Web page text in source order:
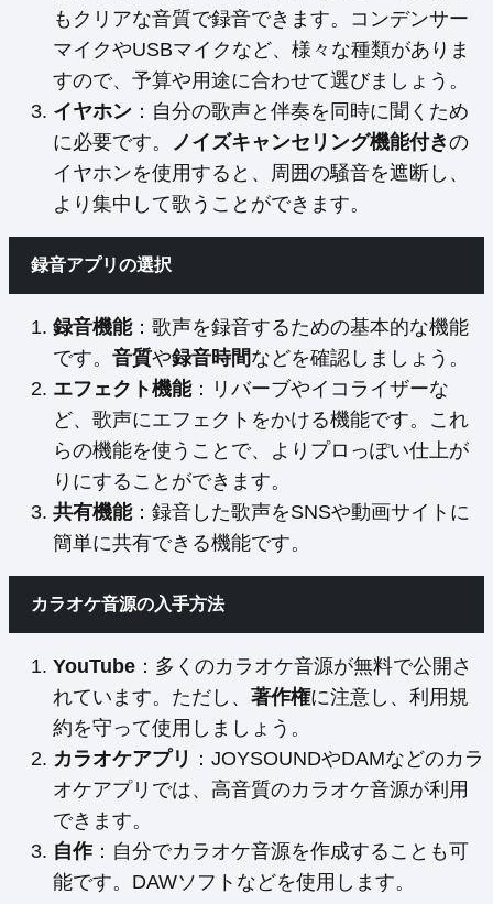
もクリアな音質で録音できます。コンデンサー
マイクやUSBマイクなど、様々な種類がありま
すので、予算や用途に合わせて選びましょう。
イヤホン ：自分の歌声と伴奏を同時に聞くため
に必要です。
ノイズキャンセリング機能付きの
イヤホンを使用すると、周囲の騒音を遮断し、
より集中して歌うことができます。
録音アプリの選択
録音機能：歌声を録音するための基本的な機能
です。 音質や録音時間などを確認しましょう。
エフェクト機能：リバーブやイコライザーな
ど、歌声にエフェクトをかける機能です。これ
らの機能を使うことで、よりプロっぽい仕上が
りにすることができます。
共有機能：録音した歌声をSNSや動画サイトに
簡単に共有できる機能です。
カラオケ音源の入手方法
YouTube ：多くのカラオケ音源が無料で公開さ
れています。ただし、 著作権に注意し、利用規
約を守って使用しましょう。
カラオケアプリ ：JOYSOUNDやDAMなどのカラ
オケアプリでは、高音質のカラオケ音源が利用
できます。
自作：自分でカラオケ音源を作成することも可
能です。DAWソフトなどを使用します。